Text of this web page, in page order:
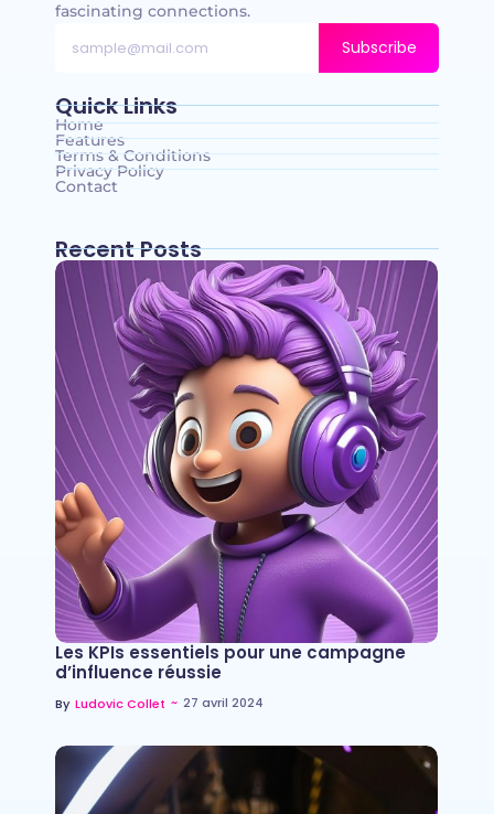
fascinating connections.
Subscribe
Quick Links
Home
Features
Terms & Conditions
Privacy Policy
Contact
Recent Posts
Les KPIs essentiels pour une campagne
d’influence réussie
By Ludovic Collet ~ 27 avril 2024